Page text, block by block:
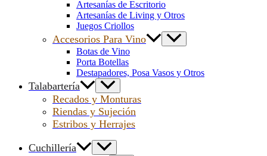
Artesanías de Escritorio
Artesanías de Living y Otros
Juegos Criollos
Accesorios Para Vino
Botas de Vino
Porta Botellas
Destapadores, Posa Vasos y Otros
Talabartería
Recados y Monturas
Riendas y Sujeción
Estribos y Herrajes
Cuchillería